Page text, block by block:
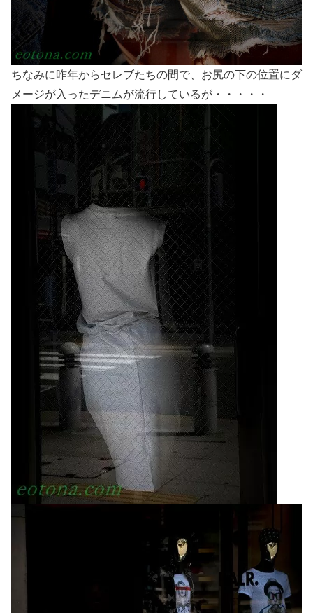
ちなみに昨年からセレブたちの間で、お尻の下の位置にダ
メージが入ったデニムが流行しているが・・・・・